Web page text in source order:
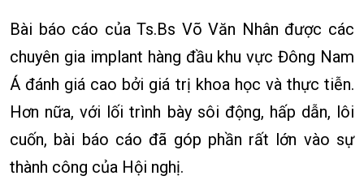
Bài báo cáo của Ts.Bs Võ Văn Nhân được các
chuyên gia implant hàng đầu khu vực Đông Nam
Á đánh giá cao bởi giá trị khoa học và thực tiễn.
Hơn nữa, với lối trình bày sôi động, hấp dẫn, lôi
cuốn, bài báo cáo đã góp phần rất lớn vào sự
thành công của Hội nghị.